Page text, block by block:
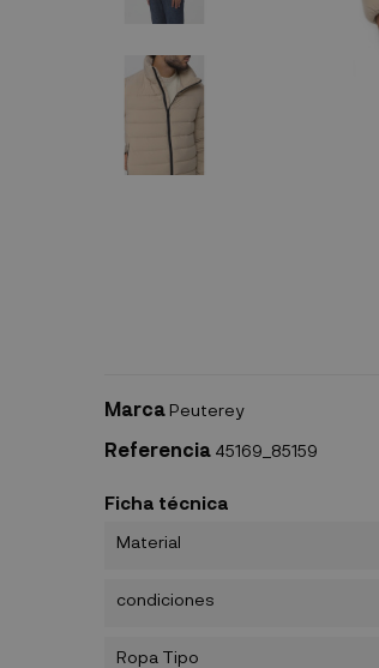
Marca Peuterey
Referencia 45169_85159
Ficha técnica
Material
condiciones
Ropa Tipo